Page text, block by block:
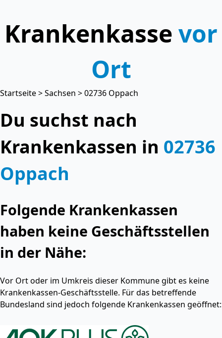
Krankenkasse vor
Ort
Startseite>Sachsen > 02736 Oppach
Du suchst nach
Krankenkassen in 02736
Oppach
Folgende Krankenkassen
haben keine Geschäftsstellen
in der Nähe:
Vor Ort oder im Umkreis dieser Kommune gibt es keine
Krankenkassen-Geschäftsstelle. Für das betreffende
Bundesland sind jedoch folgende Krankenkassen geöffnet: